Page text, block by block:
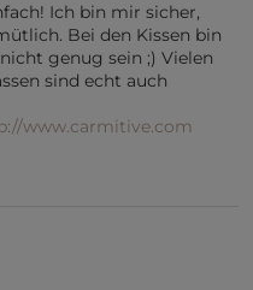
Ich bin mir sicher,
Bei den Kissen bin
genug sein ;) Vielen
sind echt auch
www.carmitive.com